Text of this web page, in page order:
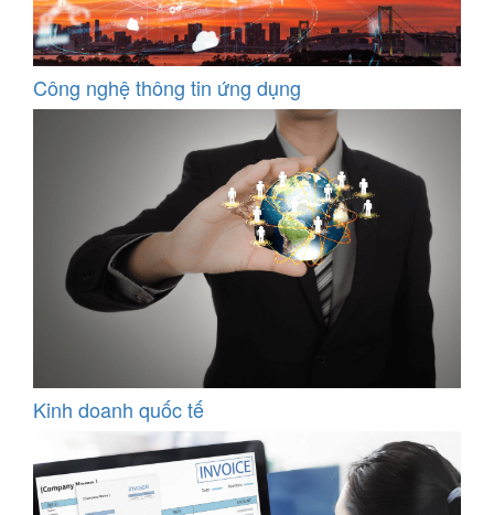
Công nghệ thông tin ứng dụng
Kinh doanh quốc tế